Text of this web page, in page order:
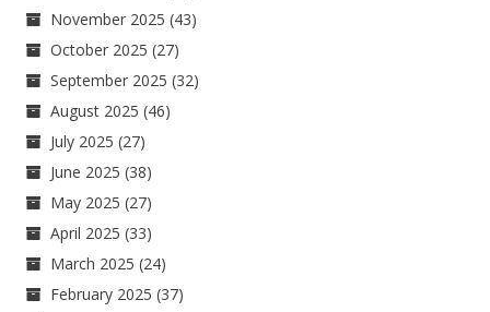
November 2025 (43)
October 2025 (27)
September 2025 (32)
August 2025 (46)
July 2025 (27)
June 2025 (38)
May 2025 (27)
April 2025 (33)
March 2025 (24)
February 2025 (37)